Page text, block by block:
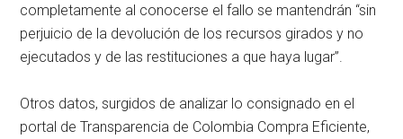
completamente al conocerse el fallo se mantendrán “sin
perjuicio de la devolución de los recursos girados y no
ejecutados y de las restituciones a que haya lugar”.
Otros datos, surgidos de analizar lo consignado en el
portal de Transparencia de Colombia Compra Eficiente,